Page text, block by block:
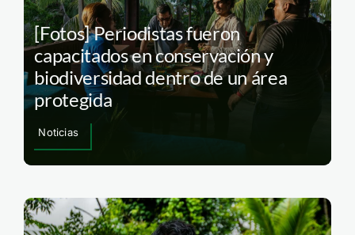
[Fotos] Periodistas fueron
capacitados en conservación y
biodiversidad dentro de un área
protegida
Noticias